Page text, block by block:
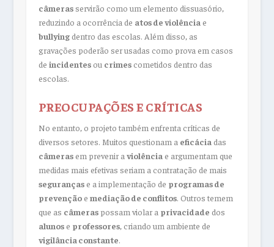
câmerasservirão como um elemento dissuasório,
reduzindo a ocorrência de atos de violência e
bullyingdentro das escolas. Além disso, as
gravações poderão ser usadas como prova em casos
de incidentesou crimescometidos dentro das
escolas.
PREOCUPAÇÕES E CRÍTICAS
No entanto, o projeto também enfrenta críticas de
diversos setores. Muitos questionam a eficácia das
câmerasem prevenir a violência e argumentam que
medidas mais efetivas seriam a contratação de mais
segurançase a implementação de programas de
prevençãoe mediação de conflitos. Outros temem
que as câmeraspossam violar a privacidade dos
alunose professores, criando um ambiente de
vigilância constante.